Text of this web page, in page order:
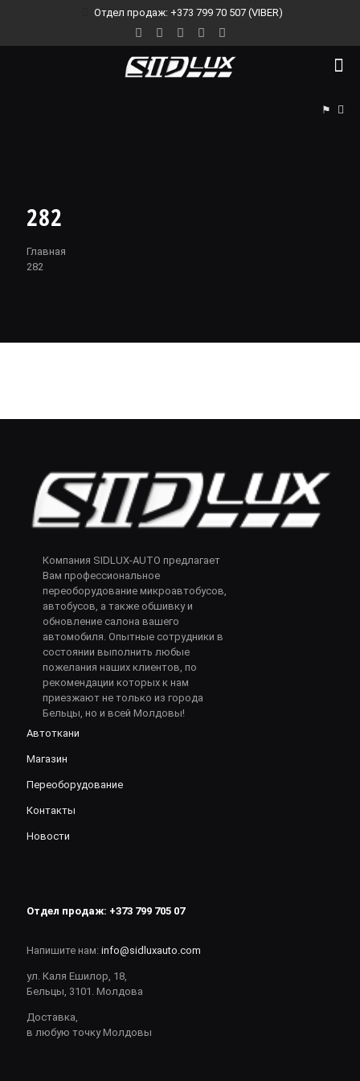
Отдел продаж: +373 799 70 507 (VIBER)
⚑
282
Главная
282
Компания SIDLUX-AUTO предлагает
Вам профессиональное
переоборудование микроавтобусов,
автобусов, а также обшивку и
обновление салона вашего
автомобиля. Опытные сотрудники в
состоянии выполнить любые
пожелания наших клиентов, по
рекомендации которых к нам
приезжают не только из города
Бельцы, но и всей Молдовы!
Автоткани
Магазин
Переоборудование
Контакты
Новости
Отдел продаж: +373 799 705 07
Напишите нам: info@sidluxauto.com
ул. Каля Ешилор, 18,
Бельцы, 3101. Молдова
Доставка,
в любую точку Молдовы